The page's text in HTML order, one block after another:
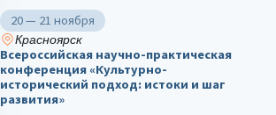
20 — 21 ноября
Красноярск
Всероссийская научно-практическая
конференция «Культурно-
исторический подход: истоки и шаг
развития»